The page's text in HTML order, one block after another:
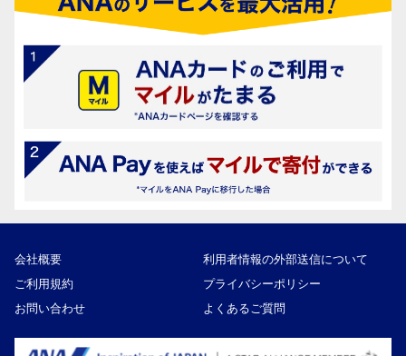
会社概要
利用者情報の外部送信について
ご利用規約
プライバシーポリシー
お問い合わせ
よくあるご質問